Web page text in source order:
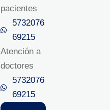
pacientes
5732076
69215‬
Atención a
doctores
5732076
69215‬